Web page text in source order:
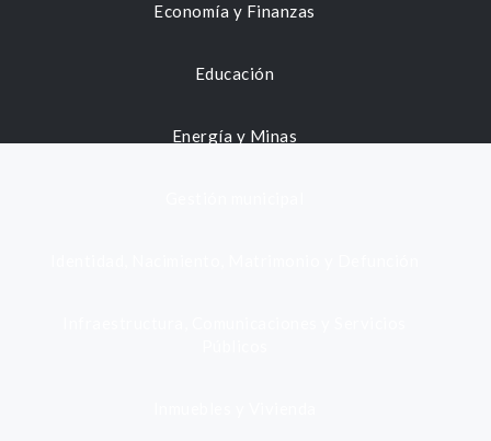
Economía y Finanzas
Educación
Energía y Minas